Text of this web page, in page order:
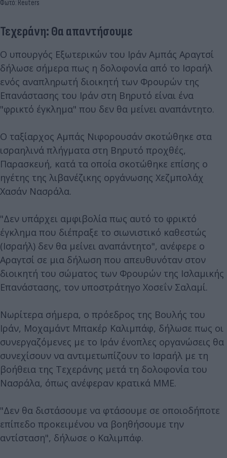
Φωτό: Reuters
Τεχεράνη: Θα απαντήσουμε
Ο υπουργός Εξωτερικών του Ιράν Αμπάς Αραγτσί
δήλωσε σήμερα πως η δολοφονία από το Ισραήλ
ενός αναπληρωτή διοικητή των Φρουρών της
Επανάστασης του Ιράν στη Βηρυτό είναι ένα
"φρικτό έγκλημα" που δεν θα μείνει αναπάντητο.
Ο ταξίαρχος Αμπάς Νιφορουσάν σκοτώθηκε στα
ισραηλινά πλήγματα στη Βηρυτό προχθές,
Παρασκευή, κατά τα οποία σκοτώθηκε επίσης ο
ηγέτης της λιβανέζικης οργάνωσης Χεζμπολάχ
Χασάν Νασράλα.
"Δεν υπάρχει αμφιβολία πως αυτό το φρικτό
έγκλημα που διέπραξε το σιωνιστικό καθεστώς
(Ισραήλ) δεν θα μείνει αναπάντητο", ανέφερε ο
Αραγτσί σε μια δήλωση που απευθυνόταν στον
διοικητή του σώματος των Φρουρών της Ισλαμικής
Επανάστασης, τον υποστράτηγο Χοσεΐν Σαλαμί.
Νωρίτερα σήμερα, ο πρόεδρος της Βουλής του
Ιράν, Μοχαμάντ Μπακέρ Καλιμπάφ, δήλωσε πως οι
συνεργαζόμενες με το Ιράν ένοπλες οργανώσεις θα
συνεχίσουν να αντιμετωπίζουν το Ισραήλ με τη
βοήθεια της Τεχεράνης μετά τη δολοφονία του
Νασράλα, όπως ανέφεραν κρατικά ΜΜΕ.
"Δεν θα διστάσουμε να φτάσουμε σε οποιοδήποτε
επίπεδο προκειμένου να βοηθήσουμε την
αντίσταση", δήλωσε ο Καλιμπάφ.